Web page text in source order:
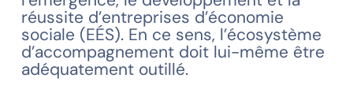
réussite d’entreprises d’économie
sociale (EÉS). En ce sens, l’écosystème
d’accompagnement doit lui-même être
adéquatement outillé.